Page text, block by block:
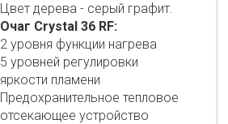
Цвет дерева - серый графит.
Очаг Crystal 36 RF:
2 уровня функции нагрева
5 уровней регулировки
яркости пламени
Предохранительное тепловое
отсекающее устройство